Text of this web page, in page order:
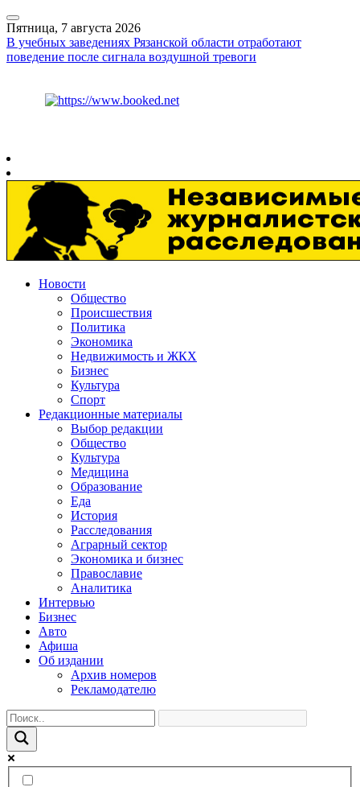
Пятница, 7 августа 2026
В учебных заведениях Рязанской области отработают
поведение после сигнала воздушной тревоги
Новости
Общество
Происшествия
Политика
Экономика
Недвижимость и ЖКХ
Бизнес
Культура
Спорт
Редакционные материалы
Выбор редакции
Общество
Культура
Медицина
Образование
Еда
История
Расследования
Аграрный сектор
Экономика и бизнес
Православие
Аналитика
Интервью
Бизнес
Авто
Афиша
Об издании
Архив номеров
Рекламодателю